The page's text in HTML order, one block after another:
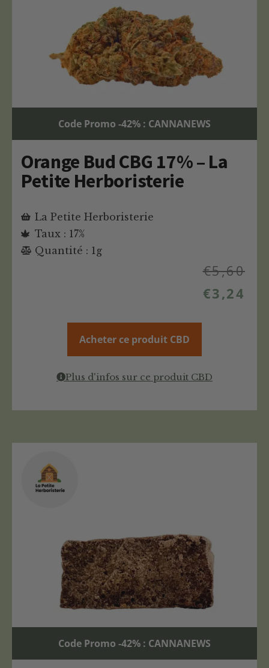
Code Promo -42% : CANNANEWS
Orange Bud CBG 17% – La
Petite Herboristerie
La Petite Herboristerie
Taux : 17%
Quantité : 1g
€5,60
€3,24
Acheter ce produit CBD
Plus d'infos sur ce produit CBD
Code Promo -42% : CANNANEWS